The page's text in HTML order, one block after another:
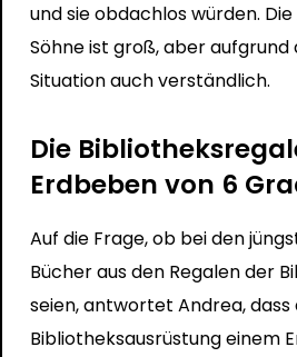
und sie obdachlos würden.
Söhne ist groß, aber
Situation auch verständlich.
Die
Erdbeben von 6
Auf die Frage, ob bei den
Bücher aus den Regalen der
seien, antwortet Andrea,
Bibliotheksausrüstung einem